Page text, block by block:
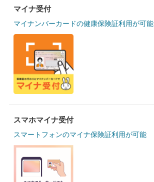
マイナ受付
マイナンバーカードの健康保険証利用が可能
スマホマイナ受付
スマートフォンのマイナ保険証利用が可能